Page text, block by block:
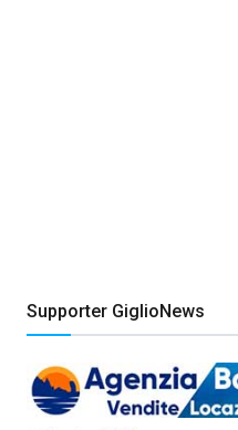
Supporter GiglioNews